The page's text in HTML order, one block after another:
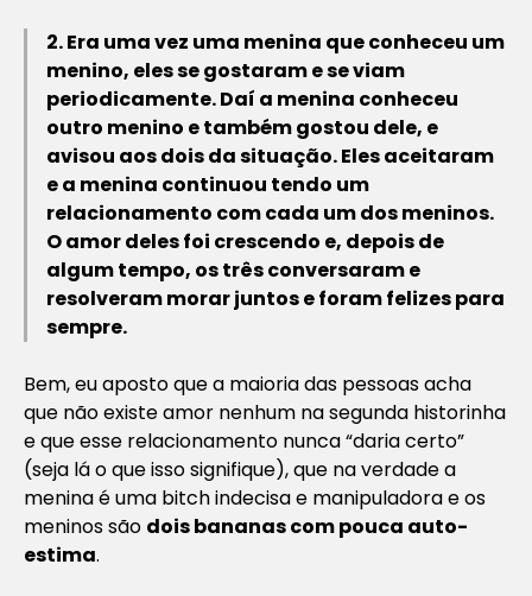
2. Era uma vez uma menina que conheceu um
menino, eles se gostaram e se viam
periodicamente. Daí a menina conheceu
outro menino e também gostou dele, e
avisou aos dois da situação. Eles aceitaram
e a menina continuou tendo um
relacionamento com cada um dos meninos.
O amor deles foi crescendo e, depois de
algum tempo, os três conversaram e
resolveram morar juntos e foram felizes para
sempre.
Bem, eu aposto que a maioria das pessoas acha
que não existe amor nenhum na segunda historinha
e que esse relacionamento nunca “daria certo”
(seja lá o que isso signifique), que na verdade a
menina é uma bitchindecisa e manipuladora e os
meninos são dois bananas com pouca auto-
estima.